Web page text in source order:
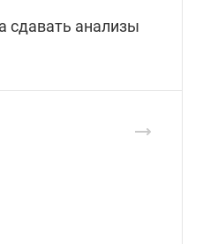
сдавать анализы